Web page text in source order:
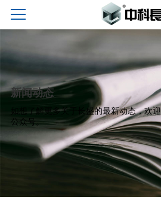
新闻动态
如想了解更多关于长盛的最新动态，欢
公众号。